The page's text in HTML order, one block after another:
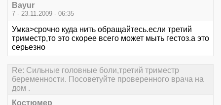
Bayur
7 - 23.11.2009 - 06:35
Умка>срочно куда нить обращайтесь.если третий
триместр,то это скорее всего может мыть гестоз.а это
серьезно
Re: Сильные головные боли,третий триместр
беременности. Посоветуйте проверенного врача на
дом .
Костюмер